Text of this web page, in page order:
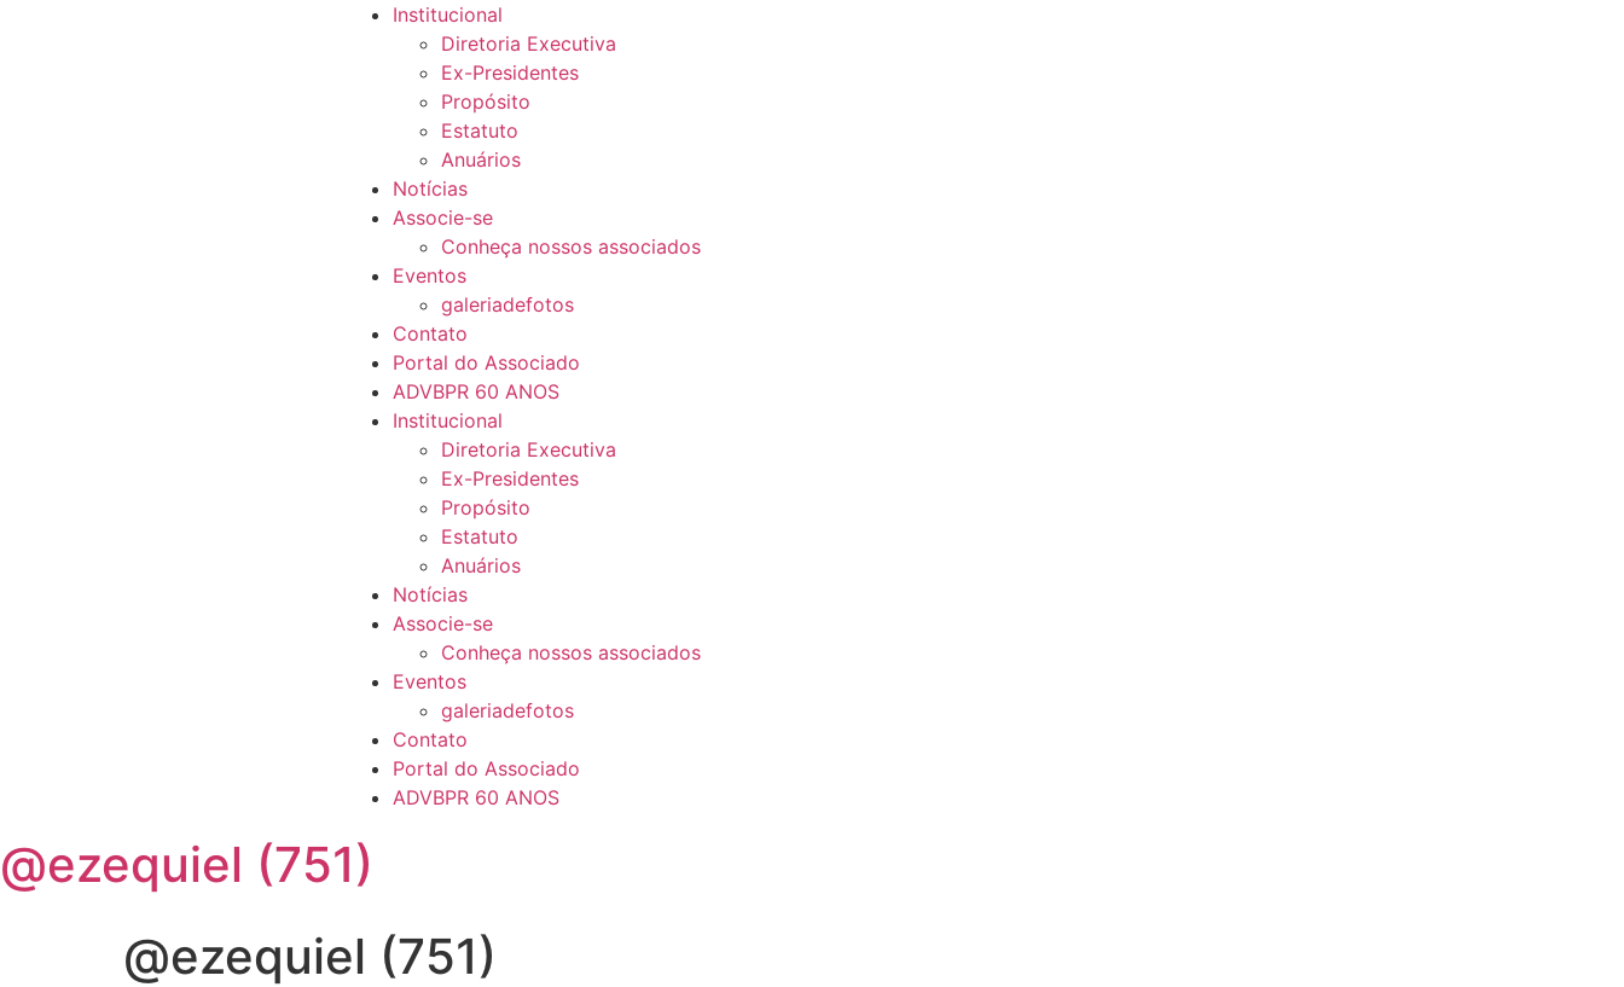
Institucional
Diretoria Executiva
Ex-Presidentes
Propósito
Estatuto
Anuários
Notícias
Associe-se
Conheça nossos associados
Eventos
galeriadefotos
Contato
Portal do Associado
ADVBPR 60 ANOS
Institucional
Diretoria Executiva
Ex-Presidentes
Propósito
Estatuto
Anuários
Notícias
Associe-se
Conheça nossos associados
Eventos
galeriadefotos
Contato
Portal do Associado
ADVBPR 60 ANOS
@ezequiel (751)
@ezequiel (751)